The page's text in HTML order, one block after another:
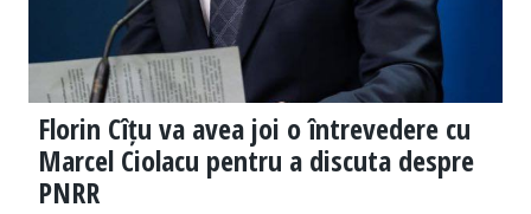
Florin Cîțu va avea joi o întrevedere cu
Marcel Ciolacu pentru a discuta despre
PNRR